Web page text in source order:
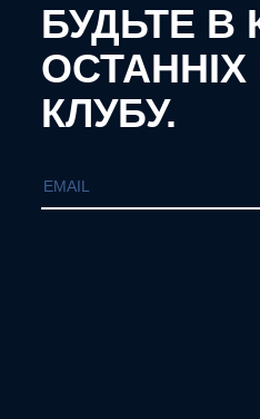
БУДЬТЕ В
КЛУБУ.